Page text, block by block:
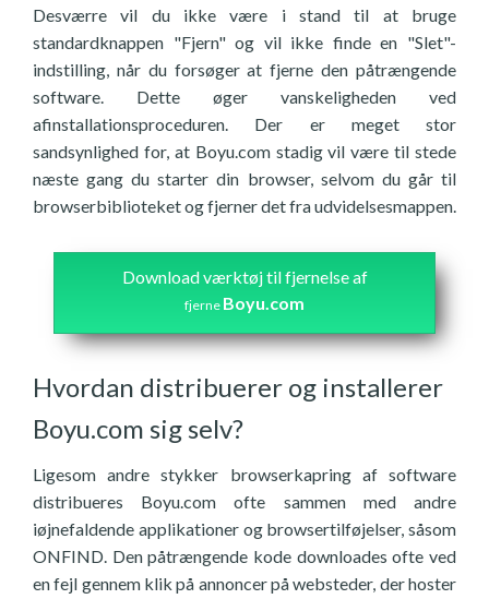
Desværre vil du ikke være i stand til at bruge
standardknappen "Fjern" og vil ikke finde en "Slet"-
indstilling, når du forsøger at fjerne den påtrængende
software. Dette øger vanskeligheden ved
afinstallationsproceduren. Der er meget stor
sandsynlighed for, at Boyu.com stadig vil være til stede
næste gang du starter din browser, selvom du går til
browserbiblioteket og fjerner det fra udvidelsesmappen.
Download værktøj til fjernelse af
fjerne Boyu.com
Hvordan distribuerer og installerer
Boyu.com sig selv?
Ligesom andre stykker browserkapring af software
distribueres Boyu.com ofte sammen med andre
iøjnefaldende applikationer og browsertilføjelser, såsom
ONFIND. Den påtrængende kode downloades ofte ved
en fejl gennem klik på annoncer på websteder, der hoster